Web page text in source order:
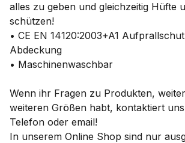
alles zu geben und gleichzeitig Hüfte
schützen!
• CE EN 14120:2003+A1
Abdeckung
• Maschinenwaschbar
Wenn ihr Fragen zu Produkten,
weiteren Größen habt, kontaktiert
Telefon oder email!
In unserem Online Shop sind nur